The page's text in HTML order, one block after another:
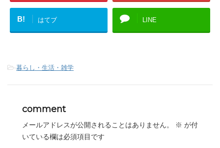
B! はてブ LINE
-暮らし・生活・雑学
comment
メールアドレスが公開されることはありません。 ※ が付
いている欄は必須項目です